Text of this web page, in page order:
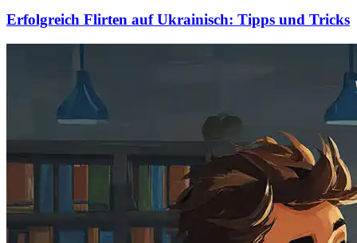
Erfolgreich Flirten auf Ukrainisch: Tipps und Tricks